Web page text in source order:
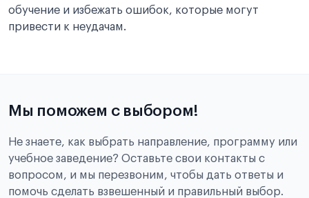
обучение и избежать ошибок, которые могут
привести к неудачам.
Мы поможем с выбором!
Не знаете, как выбрать направление, программу или
учебное заведение? Оставьте свои контакты с
вопросом, и мы перезвоним, чтобы дать ответы и
помочь сделать взвешенный и правильный выбор.